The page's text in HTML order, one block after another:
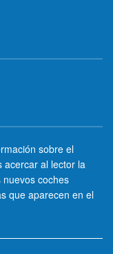
sobre el
acercar al lector la
coches
que aparecen en el